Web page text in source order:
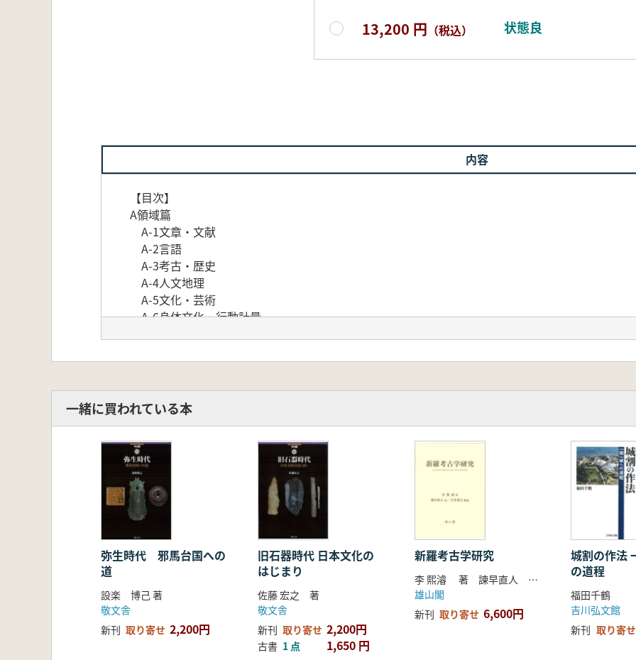
13,200 円 （税込） 状態良
内容
【目次】
A領域篇
A-1文章・文献
A-2言語
A-3考古・歴史
A-4人文地理
A-5文化・芸術
A-6身体文化・行動計量
B-1データ分析の基礎
B-3質的分析法
C分析用ソフト
一緒に買われている本
弥生時代 邪馬台国への
道
設楽 博己 著
敬文舎
新刊 取り寄せ 2,200円
旧石器時代 日本文化の
はじまり
佐藤 宏之 著
敬文舎
新刊 取り寄せ 2,200円
古書 1 点 1,650 円
新羅考古学研究
李 熙濬 著 諫早直人 訳 吉井秀夫 解説
雄山閣
新刊 取り寄せ 6,600円
城割の作法 一国一城へ
の道程
福田千鶴
吉川弘文館
新刊 取り寄せ